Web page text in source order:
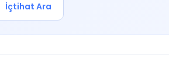
İçtihat Ara